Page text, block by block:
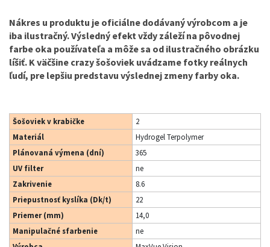
Nákres u produktu je oficiálne dodávaný výrobcom a je
iba ilustračný. Výsledný efekt vždy záleží na pôvodnej
farbe oka používateľa a môže sa od ilustračného obrázku
líšiť. K väčšine crazy šošoviek uvádzame fotky reálnych
ľudí, pre lepšiu predstavu výslednej zmeny farby oka.
Šošoviek v krabičke
2
Materiál
Hydrogel Terpolymer
Plánovaná výmena (dní)
365
UV filter
ne
Zakrivenie
8.6
Priepustnosť kyslíka (Dk/t)
22
Priemer (mm)
14,0
Manipulačné sfarbenie
ne